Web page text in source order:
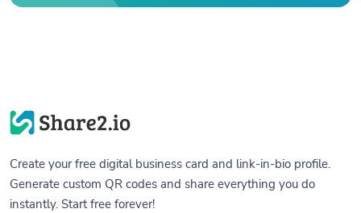
Create your free digital business card and link-in-bio profile.
Generate custom QR codes and share everything you do
instantly. Start free forever!